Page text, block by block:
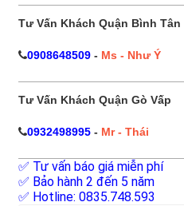
Tư Vấn Khách Quận Bình Tân
0908648509 - Ms - Như Ý
Tư Vấn Khách Quận Gò Vấp
0932498995 - Mr - Thái
✅ Tư vấn báo giá miễn phí
✅ Bảo hành 2 đến 5 năm
✅ Hotline: 0835.748.593